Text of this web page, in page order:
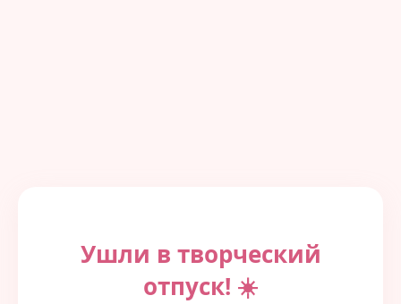
Ушли в творческий
отпуск! ☀️